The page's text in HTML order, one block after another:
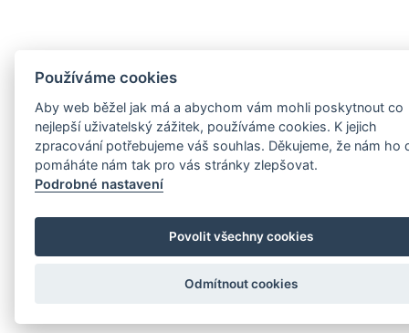
Používáme cookies
Aby web běžel jak má a abychom vám mohli poskytnout co
nejlepší uživatelský zážitek, používáme cookies. K jejich
zpracování potřebujeme váš souhlas. Děkujeme, že nám ho
pomáháte nám tak pro vás stránky zlepšovat.
Podrobné nastavení
Povolit všechny cookies
Odmítnout cookies